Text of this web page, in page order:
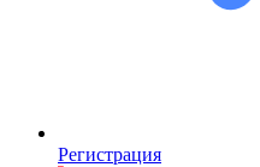
Регистрация